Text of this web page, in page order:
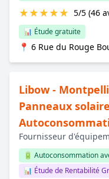
★★★★★ 5/5 (46
📊 Étude gratuite
📍 6 Rue du Rouge
Libow -
Panneaux
Fournisseur
🔋 Autoconsommation
📊 Étude de Rentabilité